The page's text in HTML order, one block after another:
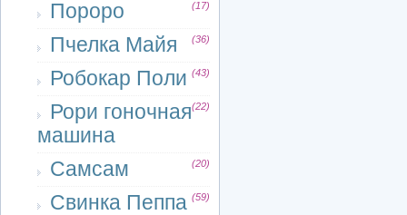
Пороро (17)
Пчелка Майя (36)
Робокар Поли (43)
Рори гоночная
машина
(22)
Самсам (20)
Свинка Пеппа (59)